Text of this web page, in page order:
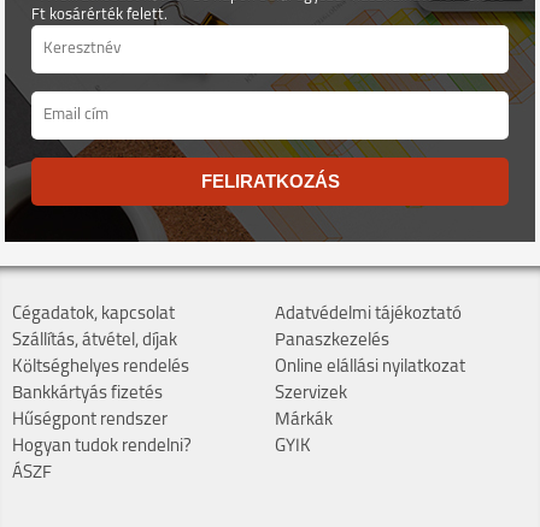
Ft kosárérték felett.
FELIRATKOZÁS
Cégadatok, kapcsolat
Szállítás, átvétel, díjak
Költséghelyes rendelés
Bankkártyás fizetés
Hűségpont rendszer
Hogyan tudok rendelni?
ÁSZF
Adatvédelmi tájékoztató
Panaszkezelés
Online elállási nyilatkozat
Szervizek
Márkák
GYIK